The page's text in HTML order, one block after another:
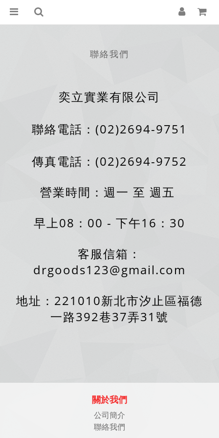
聯絡我們
奕立實業有限公司
聯絡電話：(02)2694-9751
傳真電話：(02)2694-9752
營業時間：週一 至 週五
早上08：00 - 下午16：30
客服信箱：
drgoods123@gmail.com
地址：221010新北市汐止區福德
一路392巷37弄31號
關於我們
公司簡介
聯絡我們